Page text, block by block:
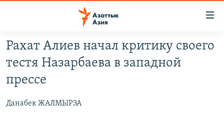
Вернуться
основному
содержанию
Вернутся
ЦЕНТРАЛЬНАЯ АЗИЯ
УЗБЕКИСТАН
ВОЙНА В УКРАИНЕ
НА ДРУГИХ ЯЗЫКАХ
Рахат Алиев начал критику своего
тестя Назарбаева в западной
прессе
Данабек ЖАЛМЫРЗА